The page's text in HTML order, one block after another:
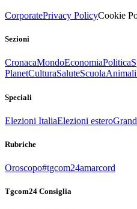
CorporatePrivacy PolicyCookie
Sezioni
CronacaMondoEconomiaPolitica
PlanetCulturaSaluteScuolaAnimali
Speciali
Elezioni ItaliaElezioni estero
Rubriche
Oroscopo#tgcom24amarcord
Tgcom24 Consiglia